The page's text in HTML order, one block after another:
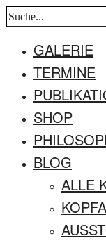
GALERIE
TERMINE
SHOP
BLOG
ALLE